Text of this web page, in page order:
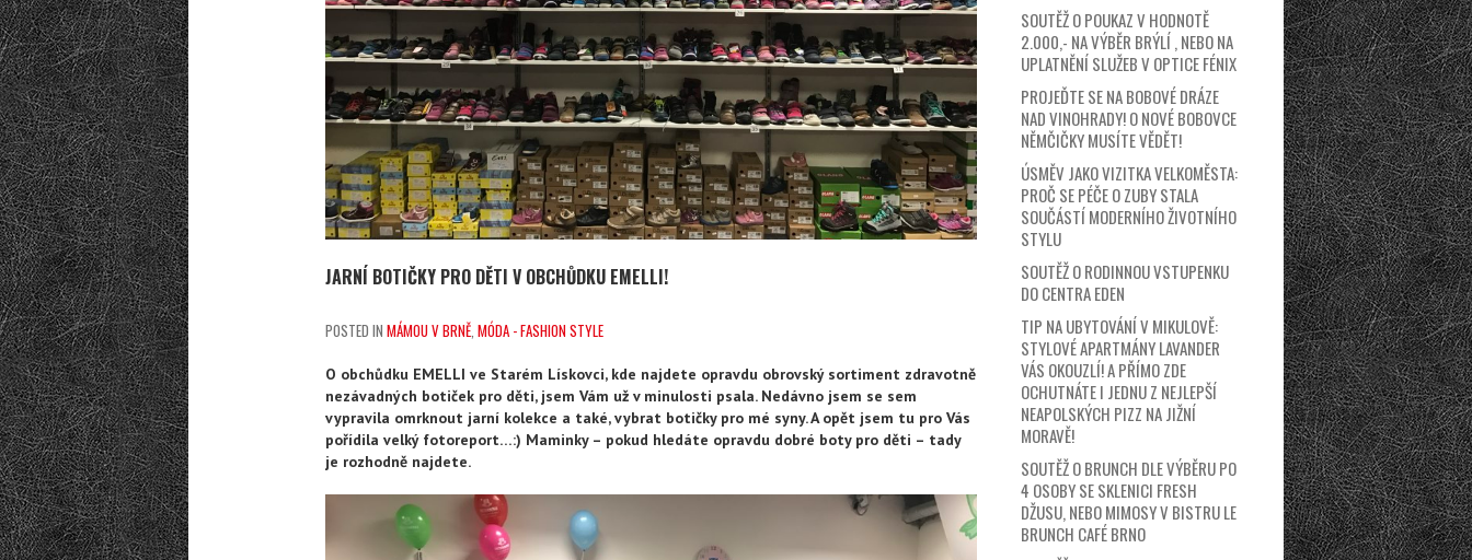
JARNÍ BOTIČKY PRO DĚTI V OBCHŮDKU EMELLI!
POSTED IN MÁMOU V BRNĚ, MÓDA - FASHION STYLE
O obchůdku EMELLI ve Starém Lískovci, kde najdete opravdu obrovský sortiment zdravotně
nezávadných botiček pro děti, jsem Vám už v minulosti psala. Nedávno jsem se sem
vypravila omrknout jarní kolekce a také, vybrat botičky pro mé syny. A opět jsem tu pro Vás
pořídila velký fotoreport…:) Maminky – pokud hledáte opravdu dobré boty pro děti – tady
je rozhodně najdete.
SOUTĚŽ O POUKAZ V HODNOTĚ
2.000,- NA VÝBĚR BRÝLÍ , NEBO NA
UPLATNĚNÍ SLUŽEB V OPTICE FÉNIX
PROJEĎTE SE NA BOBOVÉ DRÁZE
NAD VINOHRADY! O NOVÉ BOBOVCE
NĚMČIČKY MUSÍTE VĚDĚT!
ÚSMĚV JAKO VIZITKA VELKOMĚSTA:
PROČ SE PÉČE O ZUBY STALA
SOUČÁSTÍ MODERNÍHO ŽIVOTNÍHO
STYLU
SOUTĚŽ O RODINNOU VSTUPENKU
DO CENTRA EDEN
TIP NA UBYTOVÁNÍ V MIKULOVĚ:
STYLOVÉ APARTMÁNY LAVANDER
VÁS OKOUZLÍ! A PŘÍMO ZDE
OCHUTNÁTE I JEDNU Z NEJLEPŠÍ
NEAPOLSKÝCH PIZZ NA JIŽNÍ
MORAVĚ!
SOUTĚŽ O BRUNCH DLE VÝBĚRU PO
4 OSOBY SE SKLENICI FRESH
DŽUSU, NEBO MIMOSY V BISTRU LE
BRUNCH CAFÉ BRNO